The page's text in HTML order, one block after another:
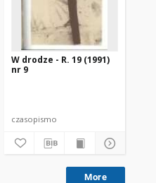
W drodze - R. 19 (1991)
nr 9
czasopismo
More